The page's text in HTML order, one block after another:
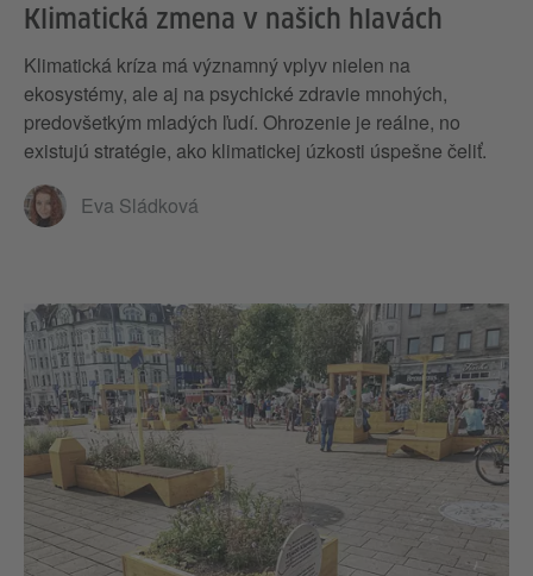
Klimatická zmena v našich hlavách
Klimatická kríza má významný vplyv nielen na
ekosystémy, ale aj na psychické zdravie mnohých,
predovšetkým mladých ľudí. Ohrozenie je reálne, no
existujú stratégie, ako klimatickej úzkosti úspešne čeliť.
Eva Sládková